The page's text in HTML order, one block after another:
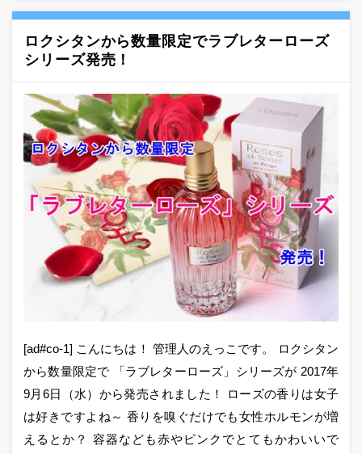
ロクシタンから数量限定でラブレターローズ
シリーズ発売！
[ad#co-1] こんにちは！ 管理人のえっこです。 ロクシタン
から数量限定で 「ラブレターローズ」シリーズが 2017年
9月6日（水）から発売されました！ ローズの香りは女子
は好きですよね～ 香りを嗅ぐだけでも女性ホルモンが増
えるとか？ 容器なども赤やピンクでとてもかわいいで